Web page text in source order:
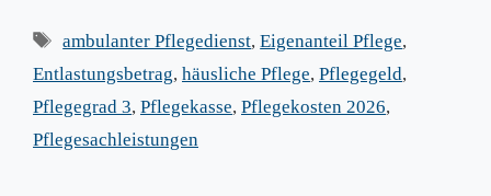
Schlagwörter
ambulanter Pflegedienst,Eigenanteil Pflege,
Entlastungsbetrag, häusliche Pflege, Pflegegeld,
Pflegegrad 3, Pflegekasse, Pflegekosten 2026,
Pflegesachleistungen